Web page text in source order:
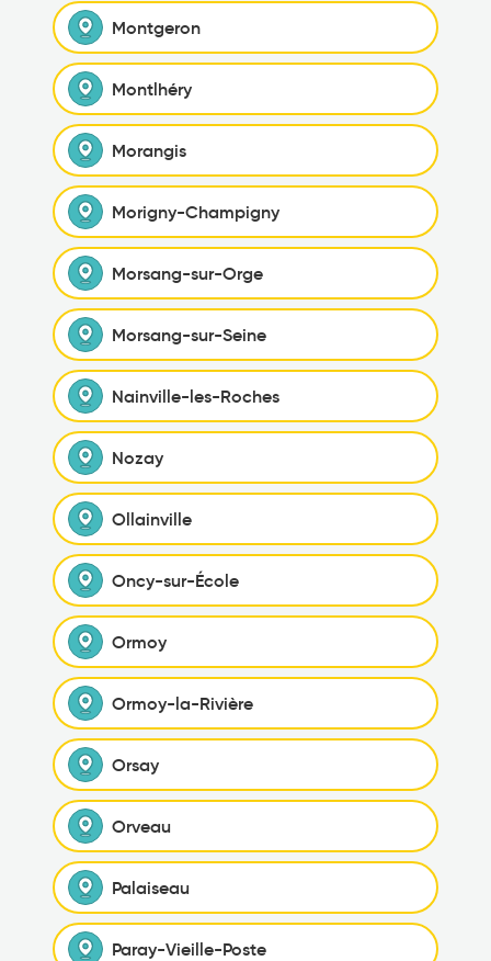
Montgeron
Montlhéry
Morangis
Morigny-Champigny
Morsang-sur-Orge
Morsang-sur-Seine
Nainville-les-Roches
Nozay
Ollainville
Oncy-sur-École
Ormoy
Ormoy-la-Rivière
Orsay
Orveau
Palaiseau
Paray-Vieille-Poste